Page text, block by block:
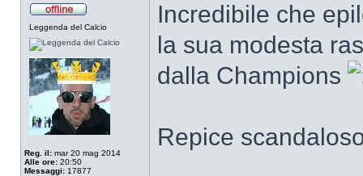
Leggenda del Calcio
Reg. il: mar 20 mag 2014
Alle ore: 20:50
Messaggi: 17877
Incredibile che
la sua modesta
dalla Champions
Repice